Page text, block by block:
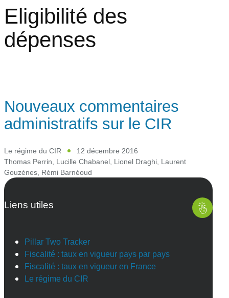
Eligibilité des
dépenses
Nouveaux commentaires
administratifs sur le CIR
Le régime du CIR
12 décembre 2016
Thomas Perrin, Lucille Chabanel, Lionel Draghi, Laurent
Gouzènes, Rémi Barnéoud
Liens utiles
Pillar Two Tracker
Fiscalité : taux en vigueur pays par pays
Fiscalité : taux en vigueur en France
Le régime du CIR